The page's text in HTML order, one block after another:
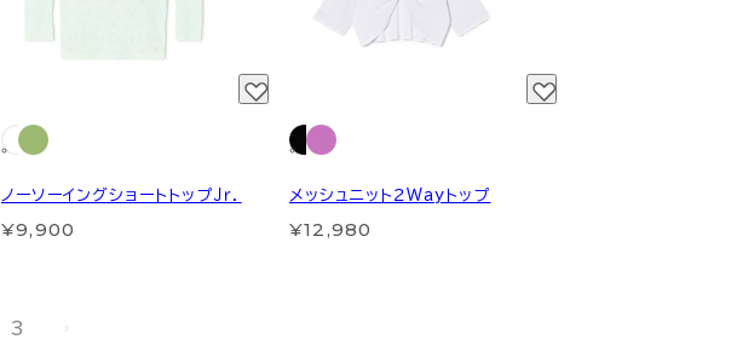
ノーソーイングショートトップＪｒ．
¥9,900
メッシュニット２Wayトップ
¥12,980
3